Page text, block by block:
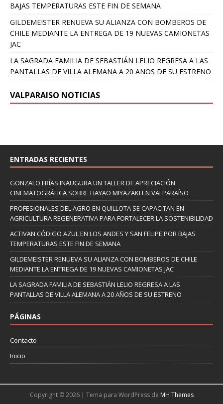
BAJAS TEMPERATURAS ESTE FIN DE SEMANA
GILDEMEISTER RENUEVA SU ALIANZA CON BOMBEROS DE
CHILE MEDIANTE LA ENTREGA DE 19 NUEVAS CAMIONETAS
JAC
LA SAGRADA FAMILIA DE SEBASTIÁN LELIO REGRESA A LAS
PANTALLAS DE VILLA ALEMANA A 20 AÑOS DE SU ESTRENO
VALPARAISO NOTICIAS
ENTRADAS RECIENTES
GONZALO FRÍAS INAUGURA UN TALLER DE APRECIACIÓN
CINEMATOGRÁFICA SOBRE HAYAO MIYAZAKI EN VALPARAÍSO
PROFESIONALES DEL AGRO EN QUILLOTA SE CAPACITAN EN
AGRICULTURA REGENERATIVA PARA FORTALECER LA SOSTENIBILIDAD
ACTIVAN CÓDIGO AZUL EN LOS ANDES Y SAN FELIPE POR BAJAS
TEMPERATURAS ESTE FIN DE SEMANA
GILDEMEISTER RENUEVA SU ALIANZA CON BOMBEROS DE CHILE
MEDIANTE LA ENTREGA DE 19 NUEVAS CAMIONETAS JAC
LA SAGRADA FAMILIA DE SEBASTIÁN LELIO REGRESA A LAS
PANTALLAS DE VILLA ALEMANA A 20 AÑOS DE SU ESTRENO
PÁGINAS
Contacto
Inicio
Copyright © 2026 | Tema para WordPress de MH Themes